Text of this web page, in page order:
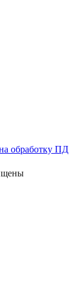
обработку ПД